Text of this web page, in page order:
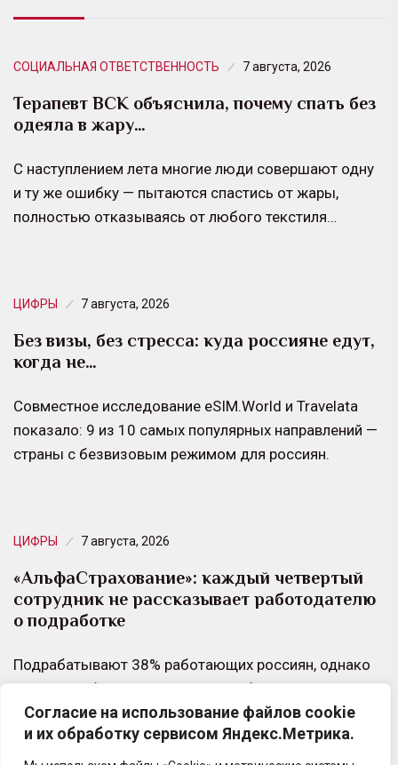
Согласие на использование файлов cookie
и их обработку сервисом Яндекс.Метрика.
СОЦИАЛЬНАЯ ОТВЕТСТВЕННОСТЬ 7 августа, 2026
Терапевт ВСК объяснила, почему спать без
одеяла в жару…
С наступлением лета многие люди совершают одну
и ту же ошибку — пытаются спастись от жары,
полностью отказываясь от любого текстиля…
ЦИФРЫ 7 августа, 2026
Без визы, без стресса: куда россияне едут,
когда не…
Совместное исследование eSIM.World и Travelata
показало: 9 из 10 самых популярных направлений —
страны с безвизовым режимом для россиян.
ЦИФРЫ 7 августа, 2026
«АльфаСтрахование»: каждый четвертый
сотрудник не рассказывает работодателю
о подработке
Подрабатывают 38% работающих россиян, однако
говорить об этом на основной работе готовы далеко
не все. Каждый четвертый признался, что
работодатель не…